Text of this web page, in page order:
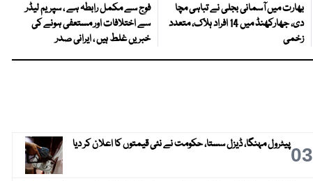
بھارت میں آسمانی بجلی نے تباہی مچا
دی، جھارکھنڈ میں 14 افراد ہلاک، متعدد
زخمی
فوج سے مکمل رابطہ ہے ، سپریم لیڈر
سے اختلافات اور مستعفی ہونے کی
خبریں غلط ہیں ، ایرانی صدر
03پیٹرول مہنگا، ڈیزل سستا، حکومت نے نئی قیمتوں کا اعلان کر دیا